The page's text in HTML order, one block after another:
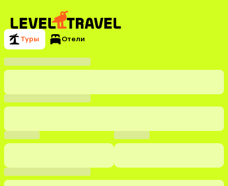
Туры Отели